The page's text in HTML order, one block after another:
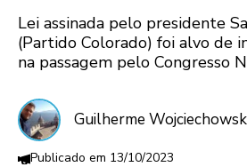
Lei assinada pelo presidente
(Partido Colorado) foi alvo de
na passagem pelo Congresso
Guilherme
13/10/2023